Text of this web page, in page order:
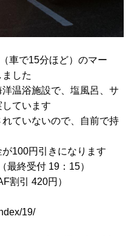
車で15分ほど）のマー
した
温浴施設で、塩風呂、サ
ています
ていないので、自前で持
100円引きになります
終受付 19：15）
引 420円）
19/